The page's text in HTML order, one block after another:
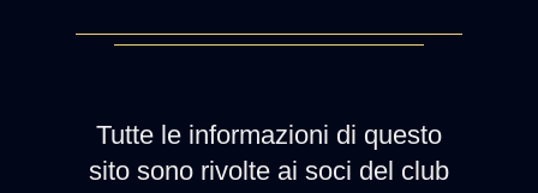
Tutte le informazioni di questo
sito sono rivolte ai soci del club